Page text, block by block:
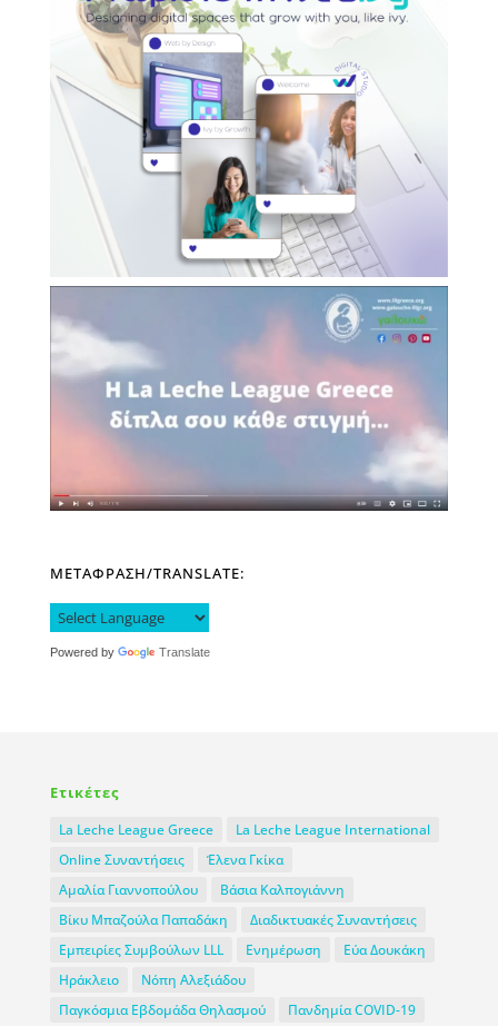
ΜΕΤΑΦΡΑΣΗ/TRANSLATE:
Powered by Translate
Ετικέτες
La Leche League Greece
La Leche League International
Online Συναντήσεις
Έλενα Γκίκα
Αμαλία Γιαννοπούλου
Βάσια Καλπογιάννη
Βίκυ Μπαζούλα Παπαδάκη
Διαδικτυακές Συναντήσεις
Εμπειρίες Συμβούλων LLL
Ενημέρωση
Εύα Δουκάκη
Ηράκλειο
Νόπη Αλεξιάδου
Παγκόσμια Εβδομάδα Θηλασμού
Πανδημία COVID-19